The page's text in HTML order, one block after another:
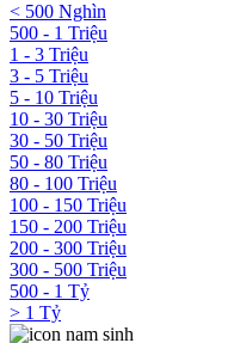
< 500 Nghìn
500 - 1 Triệu
1 - 3 Triệu
3 - 5 Triệu
5 - 10 Triệu
10 - 30 Triệu
30 - 50 Triệu
50 - 80 Triệu
80 - 100 Triệu
100 - 150 Triệu
150 - 200 Triệu
200 - 300 Triệu
300 - 500 Triệu
500 - 1 Tỷ
> 1 Tỷ